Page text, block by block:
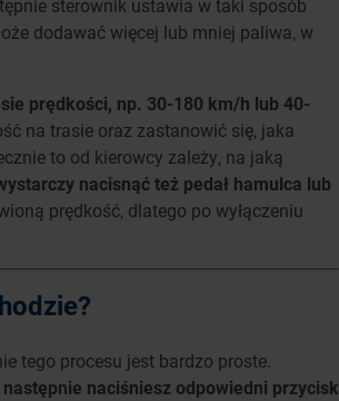
sterownik ustawia w taki sposób
dodawać więcej lub mniej paliwa, w
prędkości, np. 30-180 km/h lub 40-
na trasie oraz zastanowić się, jaka
to od kierowcy zależy, na jaką
nacisnąć też pedał hamulca lub
prędkość, dlatego po wyłączeniu
tego procesu jest bardzo proste.
naciśniesz odpowiedni przycisk